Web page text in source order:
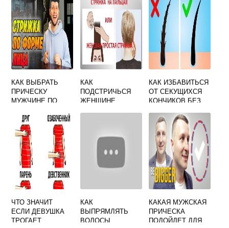
КАК ВЫБРАТЬ
ПРИЧЕСКУ
МУЖЧИНЕ ПО
КАК
ПОДСТРИЧЬСЯ
ЖЕНЩИНЕ
КАК ИЗБАВИТЬСЯ
ОТ СЕКУЩИХСЯ
КОНЧИКОВ БЕЗ
ЧТО ЗНАЧИТ
ЕСЛИ ДЕВУШКА
ТРОГАЕТ
КАК
ВЫПРЯМЛЯТЬ
ВОЛОСЫ
КАКАЯ МУЖСКАЯ
ПРИЧЕСКА
ПОДОЙДЕТ ДЛЯ